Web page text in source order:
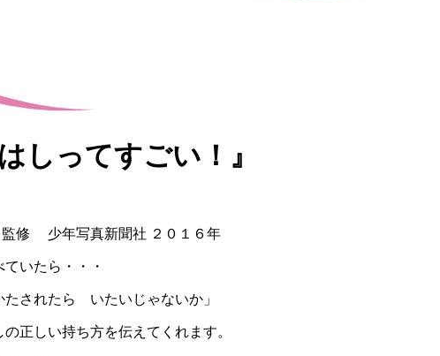
しってすごい！』
修 少年写真新聞社 ２０１６年
いたら・・・
されたら いたいじゃないか」
正しい持ち方を伝えてくれます。